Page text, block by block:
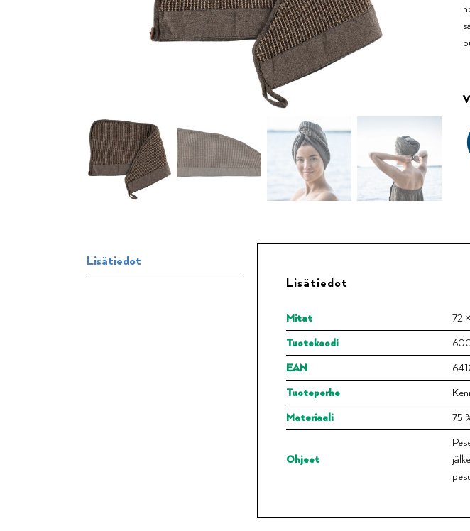
Lisätiedot
Lisätiedot
Mitat
72
Tuotekoodi
EAN
Tuoteperhe
Materiaali
75
Ohjeet